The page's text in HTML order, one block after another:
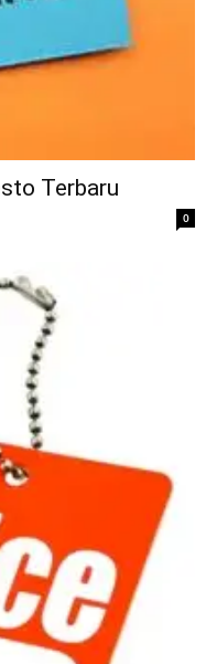
Terbaru
0